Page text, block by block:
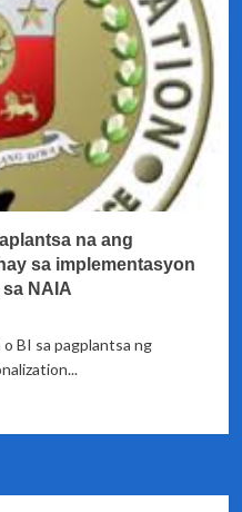
na ang
sa implementasyon
NAIA
BI sa pagplantsa ng